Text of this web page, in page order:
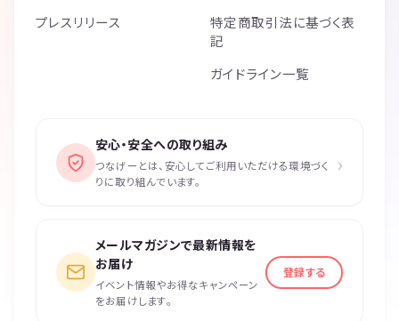
プレスリリース
特定商取引法に基づく表
記
ガイドライン一覧
安心・安全への取り組み
つなげーとは、安心してご利用いただける環境づく
りに取り組んでいます。
›
メールマガジンで最新情報を
お届け
イベント情報やお得なキャンペーン
をお届けします。
登録する